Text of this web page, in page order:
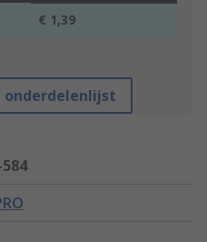
€ 1,39
onderdelenlijst